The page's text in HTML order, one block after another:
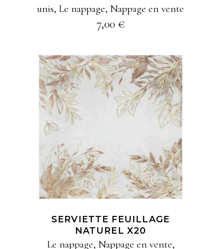
unis, Le nappage, Nappage en vente
7,00 €
AJOUTER À MA
SERVIETTE FEUILLAGE
NATUREL X20
Le nappage, Nappage en vente,